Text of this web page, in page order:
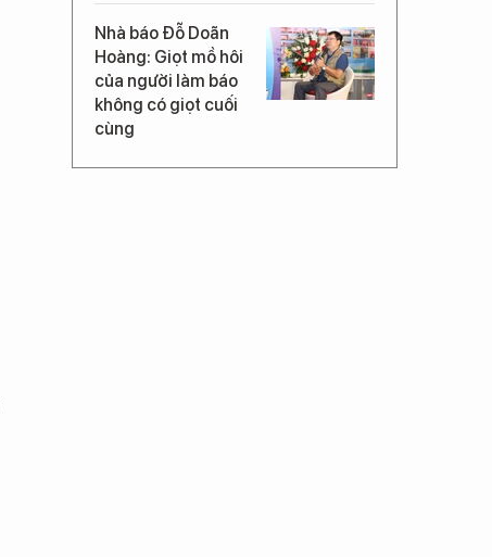
Nhà báo Đỗ Doãn
Hoàng: Giọt mồ hôi
của người làm báo
không có giọt cuối
cùng